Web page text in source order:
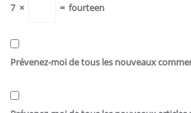
7 × = fourteen
Prévenez-moi de tous les nouveaux